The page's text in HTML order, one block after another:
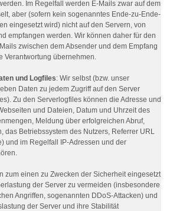
Im Regelfall werden E-Mails zwar auf dem
aber (sofern kein sogenanntes Ende-zu-Ende-
eingesetzt wird) nicht auf den Servern, von
empfangen werden. Wir können daher für den
zwischen dem Absender und dem Empfang
Verantwortung übernehmen.
und Logfiles: Wir selbst (bzw. unser
Daten zu jedem Zugriff auf den Server
Zu den Serverlogfiles können die Adresse und
und Dateien, Datum und Uhrzeit des
Meldung über erfolgreichen Abruf,
das Betriebssystem des Nutzers, Referrer URL
und im Regelfall IP-Adressen und der
zum einen zu Zwecken der Sicherheit eingesetzt
der Server zu vermeiden (insbesondere
Angriffen, sogenannten DDoS-Attacken) und
der Server und ihre Stabilität